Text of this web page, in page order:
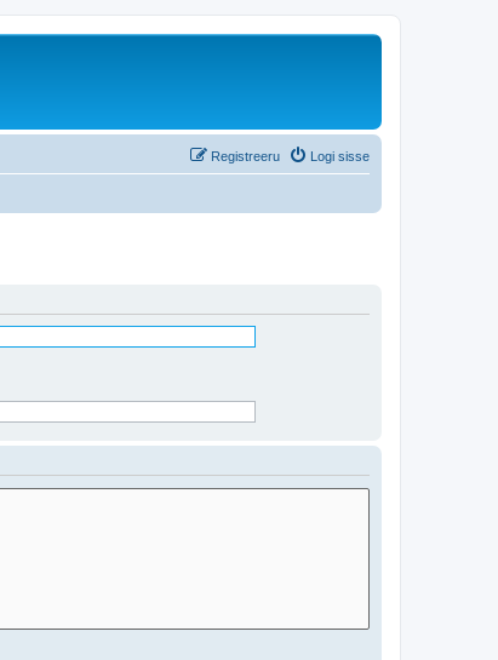
Logi sisse
Registreeru